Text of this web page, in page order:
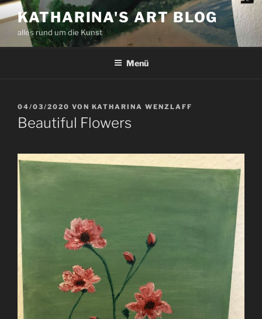
Zum
Inhalt
springen
KATHARINA'S ART BLOG
alles rund um die Kunst
Menü
VERÖFFENTLICHT
AM
04/03/2020 VON KATHARINA WENZLAFF
Beautiful Flowers